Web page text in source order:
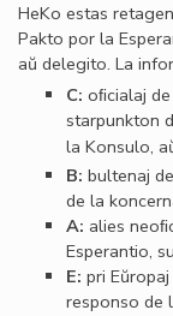
HeKo estas
Pakto por la
aŭ delegito. La
C: oﬁcialaj
starpunkton
la Konsulo,
B: bultenaj
de la
A: alies
Esperantio,
E: pri
responso de